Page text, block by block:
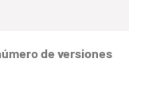
de versiones